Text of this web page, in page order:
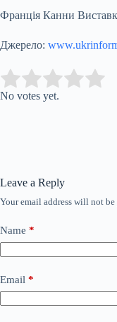
Франція Канни
Джерело:
Rate this item:
No votes yet.
Leave a Reply
Your email address will not
Name *
Email *